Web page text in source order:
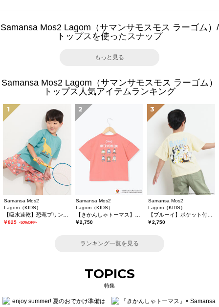
Samansa Mos2 Lagom（サマンサモスモス ラーゴム）/
トップスを使ったスナップ
もっと見る
Samansa Mos2 Lagom（サマンサモスモス ラーゴム）
トップス人気アイテムランキング
1
Samansa Mos2
Lagom（KIDS）
￥825 -50%OFF-
2
Samansa Mos2
Lagom（KIDS）
￥2,750
3
Samansa Mos2
Lagom（KIDS）
【ブルーイ】ポケット付きプリントTシャツ
￥2,750
ランキング一覧を見る
TOPICS
特集